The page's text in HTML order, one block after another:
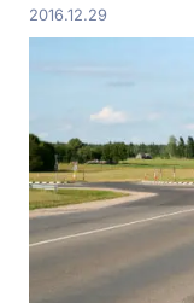
2016.12.29